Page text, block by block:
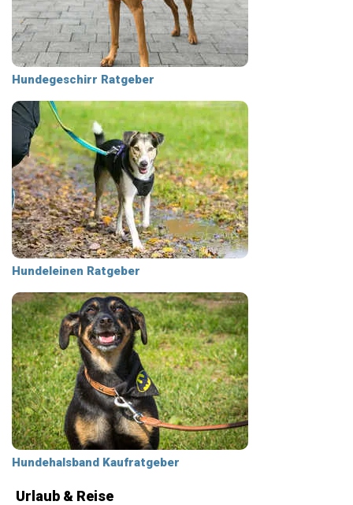
Hundegeschirr Ratgeber
Hundeleinen Ratgeber
Hundehalsband Kaufratgeber
Urlaub & Reise